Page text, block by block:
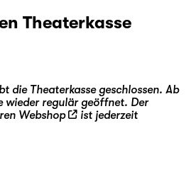
agra-
1981“.Hubert
als Sänger und
zudem inszenierte er
“. Die
Theaterkasse
die Theaterkasse geschlossen. Ab
wieder regulär geöffnet. Der
Webshop
ist jederzeit